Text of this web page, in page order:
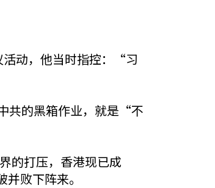
动，他当时指控：“习
共的黑箱作业，就是“不
的打压，香港现已成
败下阵来。